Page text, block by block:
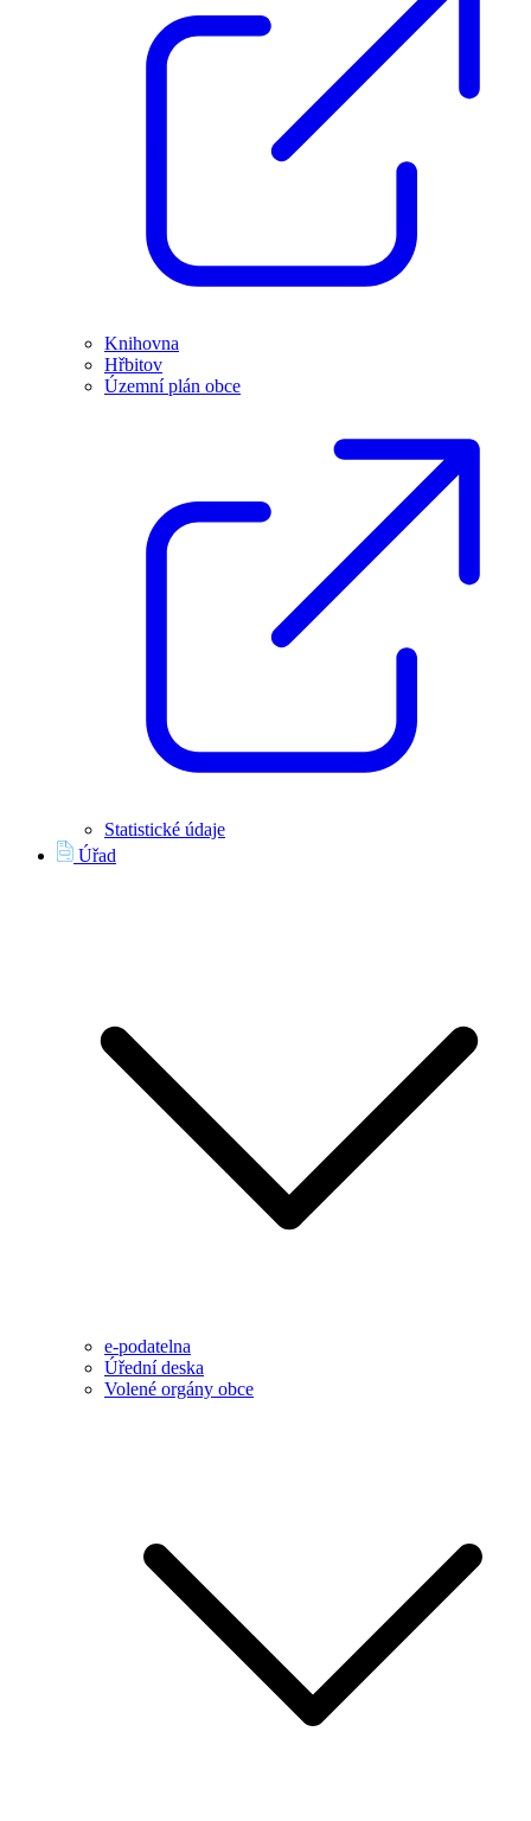
Knihovna
Hřbitov
Územní plán obce
Statistické údaje
Úřad
e-podatelna
Úřední deska
Volené orgány obce